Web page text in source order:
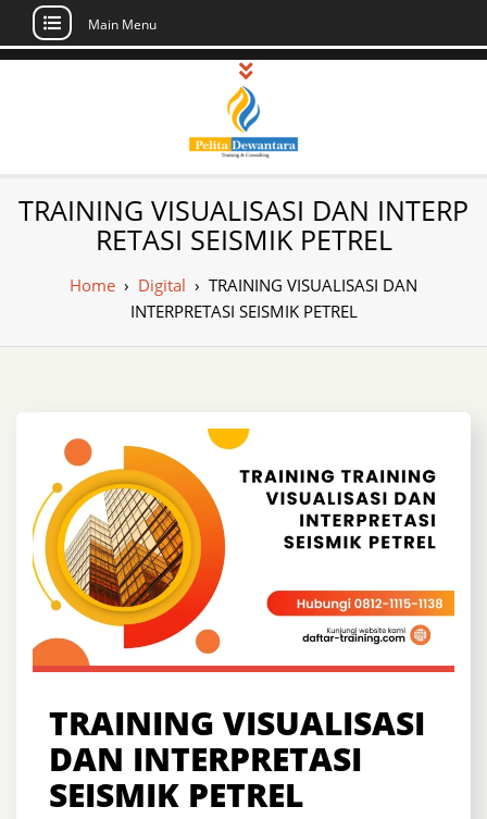
Skip
Main Menu
Pusat Pelatihan
dan Sertifikasi –
Daftar Training
Indonesia
Sertifikasi di Indonesia
TRAINING VISUALISASI DAN INTERP
RETASI SEISMIK PETREL
Home › Digital › TRAINING VISUALISASI DAN
INTERPRETASI SEISMIK PETREL
TRAINING VISUALISASI
DAN INTERPRETASI
SEISMIK PETREL